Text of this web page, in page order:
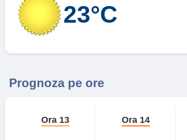
23°C
Prognoza pe ore
Ora 13 Ora 14